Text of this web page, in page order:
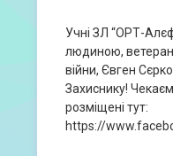
Учні ЗЛ “ОРТ-
людиною,
війни, Євген
Захиснику!
розміщені тут:
https://